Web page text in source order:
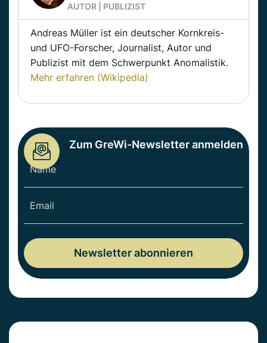
AUTOR | PUBLIZIST
Andreas Müller ist ein deutscher Kornkreis-
und UFO-Forscher, Journalist, Autor und
Publizist mit dem Schwerpunkt Anomalistik.
Mehr erfahren (Wikipedia)
Zum GreWi-Newsletter anmelden